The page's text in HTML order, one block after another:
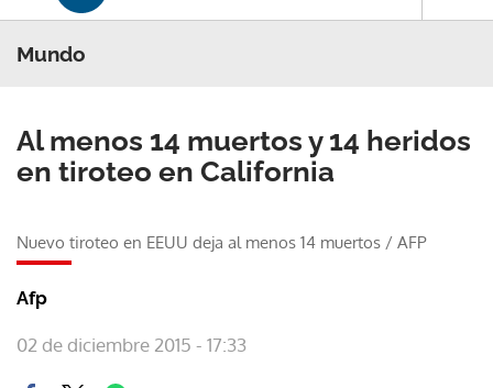
Mundo
Al menos 14 muertos y 14 heridos
en tiroteo en California
Nuevo tiroteo en EEUU deja al menos 14 muertos / AFP
Afp
02 de diciembre 2015 - 17:33